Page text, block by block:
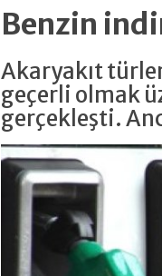
Benzin
Akaryakıt
geçerli olmak
gerçekleşti.